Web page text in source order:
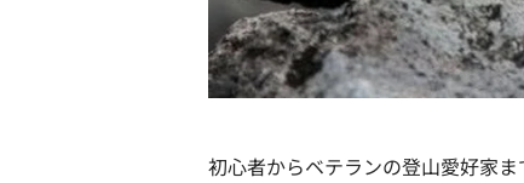
初心者からベテランの登山愛好家